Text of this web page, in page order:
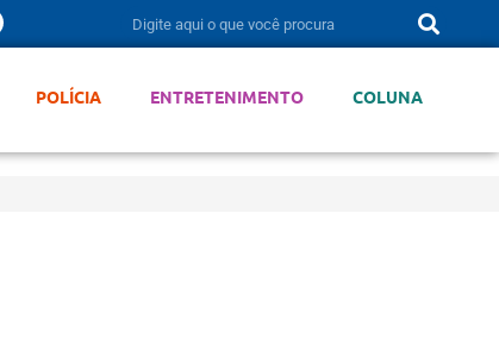
POLÍCIA ENTRETENIMENTO COLUNA